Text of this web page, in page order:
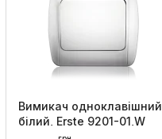
Вимикач одноклавішний,
білий, Erste 9201-01,W